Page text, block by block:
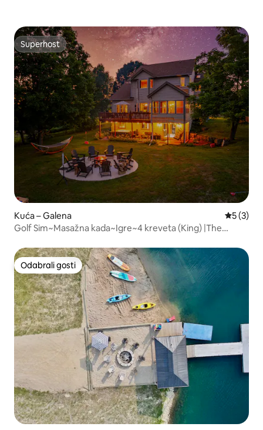
Superhost
Superhost
Kuća – Galena
5 (3)
Golf Sim~Masažna kada~Igre~4 kreveta (King) |The
Odabrali gosti
Odabrali gosti